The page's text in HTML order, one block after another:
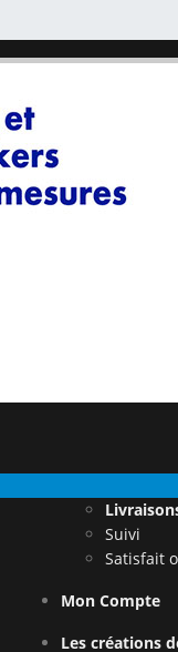
Suivi
Satisfait
Mon Compte
Les créations